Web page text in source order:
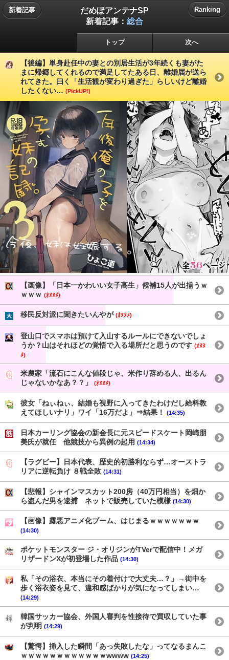
新着記事
だめぽアンテナSP
新着記事： 総合
Ranking
トップ 次へ
【後編】単身赴任中の妻との別居生活が3年続くも妻がた
まに帰郷してくれるので満足してたある日、離婚届が送ら
れてきた。曰く「生活観が変わり過ぎた」らしいけど離婚
したくない… (PickUP!)
【画像】「日本一かわいい女子高生」候補15人が出揃うｗ
ｗｗｗ (ｵﾇﾇﾒ)
移民反対派に聞きたいんやが (ｵﾇﾇﾒ)
登山口でスマホは預けて入山するルールにできないでしょ
うか？山はそれほどの覚悟で入る場所だと思うのです (ｵﾇﾇ
ﾒ)
米農家「流石にこんな値段じゃ、米作り辞める人、出るん
じゃないかなあ？？」
(ｵﾇﾇﾒ)
彼女「ねぃねぃ、結婚も視野に入ってきたわけだし給料教
えてほしいナリ」ワイ「16万だよ」⇒結果！
(14:35)
日本カーリング協会の新会長に元スピードスケート岡崎朋
美氏が就任 他競技から異例の起用 (14:34)
【ラグビー】日本代表、歴史的初勝利ならず…オーストラ
リアに逆転負け ８戦全敗 (14:31)
【悲報】シャインマスカット200房（40万円相当）を畑か
ら盗んだ男を逮捕 ネットで販売していた模様 (14:30)
【画像】露悪アニメ化ブーム、はじまるｗｗｗｗｗｗｗ
(14:30)
ポケットモンスター ジ・オリジンがTVerで配信中！メガ
リザードンXが初登場した作品 (14:30)
私「その浴衣、本当にその着付けで大丈夫…？」→街中を
歩く浴衣姿を見て、違和感ばかりが気になってしまい…
(14:29)
韓国サッカー協会、外国人審判を性接待で買収していた事
が判明 (14:29)
【驚愕】挿入した瞬間「あっ失敗したな」ってなるまんこ
ｗｗｗｗｗｗｗｗｗｗｗｗwwww (14:25)